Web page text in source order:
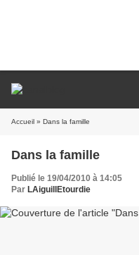
Accueil » Dans la famille
Dans la famille
Publié le 19/04/2010 à 14:05
Par LAiguillEtourdie